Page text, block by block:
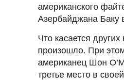
американского
Азербайджана Баку
Что касается
произошло. При
американец Шон
третье место в